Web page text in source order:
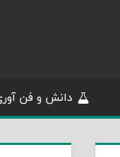
دانش و فن